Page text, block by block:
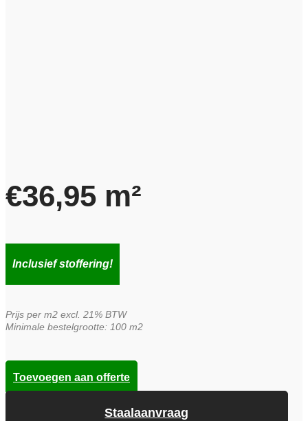
€36,95 m²
Inclusief stoffering!
Prijs per m2 excl. 21% BTW
Minimale bestelgrootte: 100 m2
Staalaanvraag
Toevoegen aan offerte